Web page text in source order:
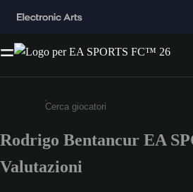
Inserisci un minimo di 3
Rodrigo Bentancur EA
Valutazioni